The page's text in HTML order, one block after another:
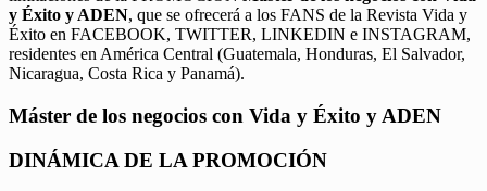
y Éxito y ADEN, que se ofrecerá a los FANS de la Revista Vida y
Éxito en FACEBOOK, TWITTER, LINKEDIN e INSTAGRAM,
residentes en América Central (Guatemala, Honduras, El Salvador,
Nicaragua, Costa Rica y Panamá).
Máster de los negocios con Vida y Éxito y ADEN
DINÁMICA DE LA PROMOCIÓN